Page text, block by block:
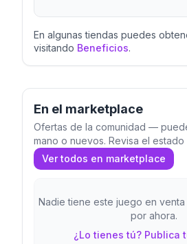
En algunas tiendas puedes
visitando Beneficios.
En el marketplace
Ofertas de la comunidad —
mano o nuevos. Revisa el
Ver todos en marketplace
Nadie tiene este juego en
por ahora.
¿Lo tienes tú? Publica